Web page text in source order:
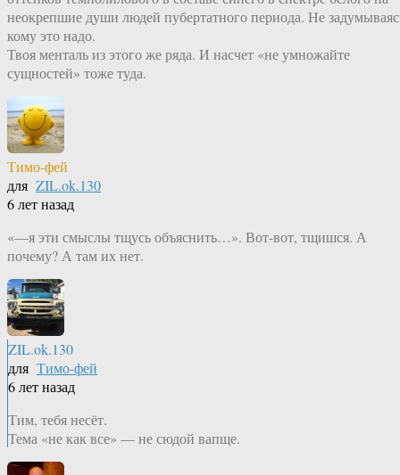
неокрепшие души людей пубертатного периода. Не
кому это надо.
Твоя менталь из этого же ряда. И насчет «не умножайте
сущностей» тоже туда.
Тимо-фей
для ZIL.ok.130
6 лет назад
«—я эти смыслы тщусь объяснить…». Вот-вот, тщишся. А
почему? А там их нет.
ZIL.ok.130
для Тимо-фей
6 лет назад
Тим, тебя несёт.
Тема «не как все» — не сюдой вапще.